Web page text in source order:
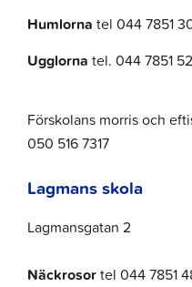
Humlorna tel 044 7851
Ugglorna tel. 044 7851
Förskolans morris och
050 516 7317
Lagmans skola
Lagmansgatan 2
Näckrosortel 044 7851